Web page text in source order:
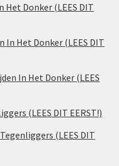
Donker (LEES DIT
In Het Donker (LEES DIT
In Het Donker (LEES
(LEES DIT EERST!)
(LEES DIT